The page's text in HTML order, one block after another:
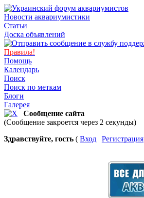
Новости аквариумистики
Статьи
Доска объявлений
Правила!
Помощь
Календарь
Поиск
Поиск по меткам
Блоги
Галерея
Сообщение сайта
(Сообщение закроется через 2 секунды)
Здравствуйте, гость ( Вход | Регистрация